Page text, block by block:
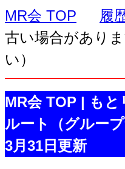
MR会 TOP 履
古い場合があり
い）
MR会 TOP | も
ルート（グルー
3月31日更新